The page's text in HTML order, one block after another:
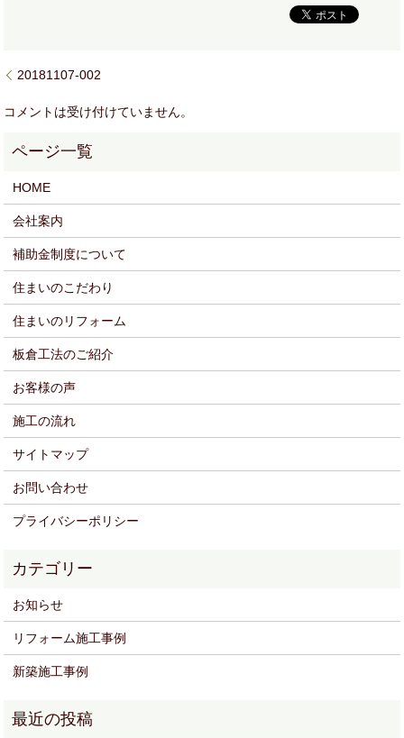
20181107-002
コメントは受け付けていません。
HOME
会社案内
補助金制度について
住まいのこだわり
住まいのリフォーム
板倉工法のご紹介
お客様の声
施工の流れ
サイトマップ
お問い合わせ
プライバシーポリシー
お知らせ
リフォーム施工事例
新築施工事例